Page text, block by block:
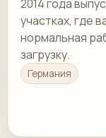
2014 года
участках, где
нормальная
загрузку.
Германия